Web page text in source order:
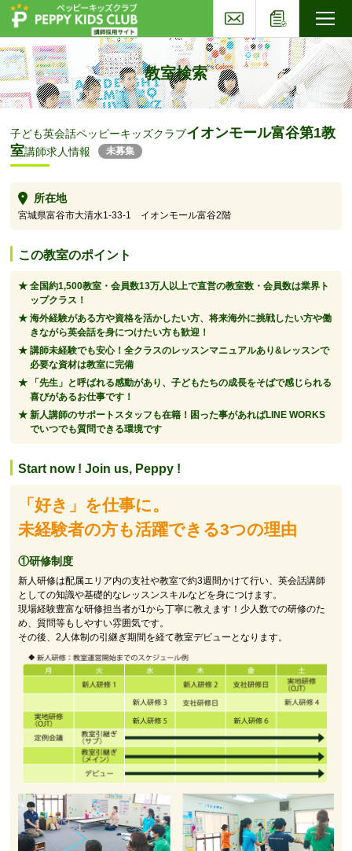
教室検索
子ども英会話ペッピーキッズクラブイオンモール富谷第1教
室講師求人情報 未募集
所在地
宮城県富谷市大清水1-33-1 イオンモール富谷2階
この教室のポイント
全国約1,500教室・会員数13万人以上で直営の教室数・会員数は業界ト
ップクラス！
海外経験がある方や資格を活かしたい方、将来海外に挑戦したい方や働
きながら英会話を身につけたい方も歓迎！
講師未経験でも安心！全クラスのレッスンマニュアルあり&レッスンで
必要な資材は教室に完備
「先生」と呼ばれる感動があり、子どもたちの成長をそばで感じられる
喜びがあるお仕事です！
新人講師のサポートスタッフも在籍！困った事があればLINE WORKS
でいつでも質問できる環境です
Start now ! Join us, Peppy !
「好き」を仕事に。
未経験者の方も活躍できる3つの理由
①研修制度
新人研修は配属エリア内の支社や教室で約3週間かけて行い、英会話講師
としての知識や基礎的なレッスンスキルなどを身につけます。
現場経験豊富な研修担当者が1から丁寧に教えます！少人数での研修のた
め、質問等もしやすい雰囲気です。
その後、2人体制の引継ぎ期間を経て教室デビューとなります。